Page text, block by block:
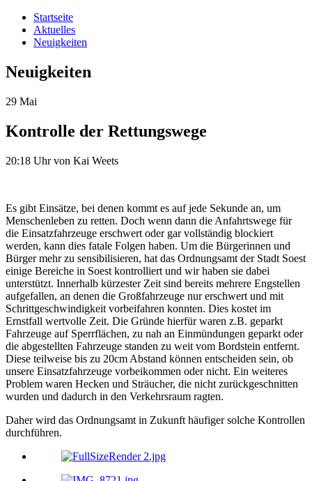
Startseite
Aktuelles
Neuigkeiten
Neuigkeiten
29 Mai
Kontrolle der Rettungswege
20:18 Uhrvon Kai Weets
Es gibt Einsätze, bei denen kommt es auf jede Sekunde an, um
Menschenleben zu retten. Doch wenn dann die Anfahrtswege für
die Einsatzfahrzeuge erschwert oder gar vollständig blockiert
werden, kann dies fatale Folgen haben. Um die Bürgerinnen und
Bürger mehr zu sensibilisieren, hat das Ordnungsamt der Stadt Soest
einige Bereiche in Soest kontrolliert und wir haben sie dabei
unterstützt. Innerhalb kürzester Zeit sind bereits mehrere Engstellen
aufgefallen, an denen die Großfahrzeuge nur erschwert und mit
Schrittgeschwindigkeit vorbeifahren konnten. Dies kostet im
Ernstfall wertvolle Zeit. Die Gründe hierfür waren z.B. geparkt
Fahrzeuge auf Sperrflächen, zu nah an Einmündungen geparkt oder
die abgestellten Fahrzeuge standen zu weit vom Bordstein entfernt.
Diese teilweise bis zu 20cm Abstand können entscheiden sein, ob
unsere Einsatzfahrzeuge vorbeikommen oder nicht. Ein weiteres
Problem waren Hecken und Sträucher, die nicht zurückgeschnitten
wurden und dadurch in den Verkehrsraum ragten.
Daher wird das Ordnungsamt in Zukunft häufiger solche Kontrollen
durchführen.